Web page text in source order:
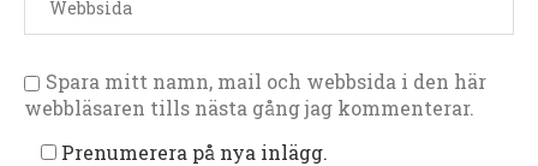
Spara mitt namn, mail och webbsida i den här
webbläsaren tills nästa gång jag kommenterar.
Prenumerera på nya inlägg.